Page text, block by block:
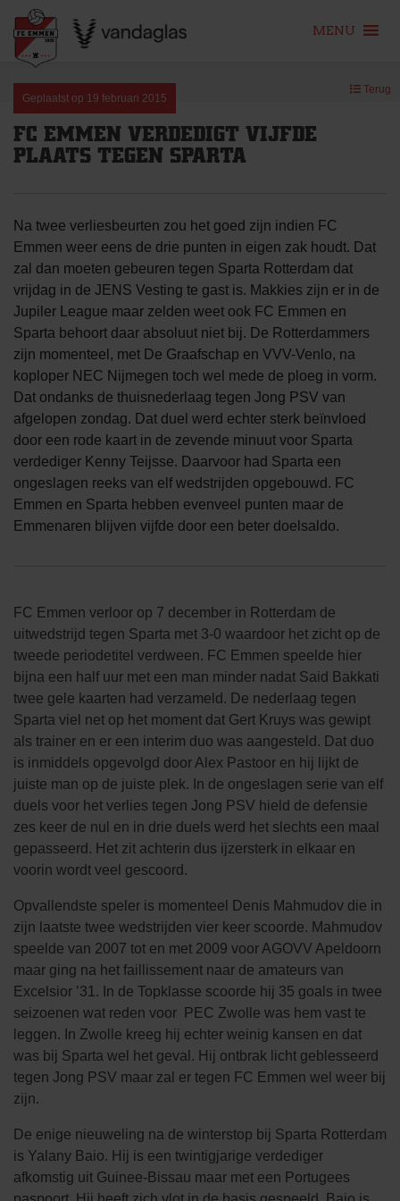
content
MENU
Geplaatst op 19 februari 2015
Terug
FC EMMEN VERDEDIGT VIJFDE
PLAATS TEGEN SPARTA
Na twee verliesbeurten zou het goed zijn indien FC
Emmen weer eens de drie punten in eigen zak houdt. Dat
zal dan moeten gebeuren tegen Sparta Rotterdam dat
vrijdag in de JENS Vesting te gast is. Makkies zijn er in de
Jupiler League maar zelden weet ook FC Emmen en
Sparta behoort daar absoluut niet bij. De Rotterdammers
zijn momenteel, met De Graafschap en VVV-Venlo, na
koploper NEC Nijmegen toch wel mede de ploeg in vorm.
Dat ondanks de thuisnederlaag tegen Jong PSV van
afgelopen zondag. Dat duel werd echter sterk beïnvloed
door een rode kaart in de zevende minuut voor Sparta
verdediger Kenny Teijsse. Daarvoor had Sparta een
ongeslagen reeks van elf wedstrijden opgebouwd. FC
Emmen en Sparta hebben evenveel punten maar de
Emmenaren blijven vijfde door een beter doelsaldo.
FC Emmen verloor op 7 december in Rotterdam de
uitwedstrijd tegen Sparta met 3-0 waardoor het zicht op de
tweede periodetitel verdween. FC Emmen speelde hier
bijna een half uur met een man minder nadat Said Bakkati
twee gele kaarten had verzameld. De nederlaag tegen
Sparta viel net op het moment dat Gert Kruys was gewipt
als trainer en er een interim duo was aangesteld. Dat duo
is inmiddels opgevolgd door Alex Pastoor en hij lijkt de
juiste man op de juiste plek. In de ongeslagen serie van elf
duels voor het verlies tegen Jong PSV hield de defensie
zes keer de nul en in drie duels werd het slechts een maal
gepasseerd. Het zit achterin dus ijzersterk in elkaar en
voorin wordt veel gescoord.
Opvallendste speler is momenteel Denis Mahmudov die in
zijn laatste twee wedstrijden vier keer scoorde. Mahmudov
speelde van 2007 tot en met 2009 voor AGOVV Apeldoorn
maar ging na het faillissement naar de amateurs van
Excelsior ’31. In de Topklasse scoorde hij 35 goals in twee
seizoenen wat reden voor PEC Zwolle was hem vast te
leggen. In Zwolle kreeg hij echter weinig kansen en dat
was bij Sparta wel het geval. Hij ontbrak licht geblesseerd
tegen Jong PSV maar zal er tegen FC Emmen wel weer bij
zijn.
De enige nieuweling na de winterstop bij Sparta Rotterdam
is Yalany Baio. Hij is een twintigjarige verdediger
afkomstig uit Guinee-Bissau maar met een Portugees